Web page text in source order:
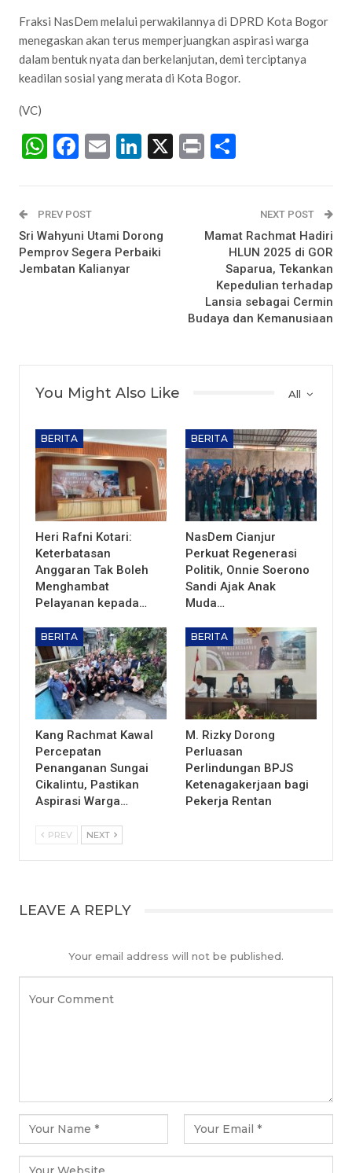
Fraksi NasDem melalui perwakilannya di DPRD Kota Bogor
menegaskan akan terus memperjuangkan aspirasi warga
dalam bentuk nyata dan berkelanjutan, demi terciptanya
keadilan sosial yang merata di Kota Bogor.
(VC)
WhatsApp
Facebook
EmailLinkedIn
X Print
PREV POST
Sri Wahyuni Utami Dorong
Pemprov Segera Perbaiki
Jembatan Kalianyar
NEXT POST
Mamat Rachmat Hadiri
HLUN 2025 di GOR
Saparua, Tekankan
Kepedulian terhadap
Lansia sebagai Cermin
Budaya dan Kemanusiaan
All
You Might Also Like
BERITA
Heri Rafni Kotari:
Keterbatasan
Anggaran Tak Boleh
Menghambat
Pelayanan kepada…
BERITA
NasDem Cianjur
Perkuat Regenerasi
Politik, Onnie Soerono
Sandi Ajak Anak
Muda…
BERITA
Kang Rachmat Kawal
Percepatan
Penanganan Sungai
Cikalintu, Pastikan
Aspirasi Warga…
BERITA
M. Rizky Dorong
Perluasan
Perlindungan BPJS
Ketenagakerjaan bagi
Pekerja Rentan
PREV NEXT
LEAVE A REPLY
Your email address will not be published.